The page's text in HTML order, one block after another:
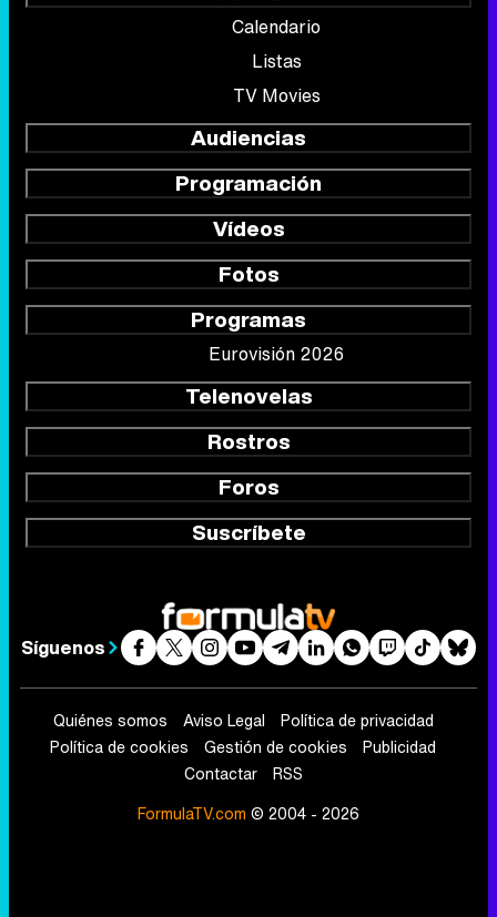
Calendario
Listas
TV Movies
Audiencias
Programación
Vídeos
Fotos
Programas
Eurovisión 2026
Telenovelas
Rostros
Foros
Suscríbete
Síguenos
Quiénes somos Aviso Legal
Política de privacidad
Política de cookies
Gestión de cookies
Publicidad
Contactar
RSS
FormulaTV.com © 2004 - 2026